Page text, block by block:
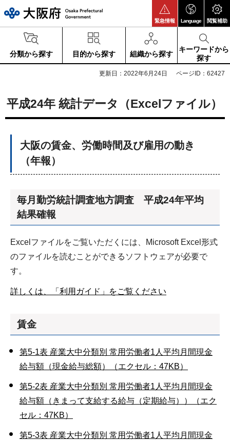
緊急情報 Language 閲覧補助
分類から探す 目的から探す 組織から探す
キーワードから
探す
更新日：2022年6月24日 ページID：62427
平成24年 統計データ（Excelファイル）
大阪の賃金、労働時間及び雇用の動き
（年報）
毎月勤労統計調査地方調査 平成24年平均
結果確報
Excelファイルをご覧いただくには、Microsoft Excel形式
のファイルを読むことができるソフトウェアが必要で
す。
詳しくは、「利用ガイド」をご覧ください
賃金
第5-1表 産業大中分類別 常用労働者1人平均月間現金
給与額（現金給与総額）（エクセル：47KB）
第5-2表 産業大中分類別 常用労働者1人平均月間現金
給与額（きまって支給する給与（定期給与））（エク
セル：47KB）
第5-3表 産業大中分類別 常用労働者1人平均月間現金